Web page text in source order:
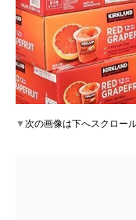
▼次の画像は下へスクロー